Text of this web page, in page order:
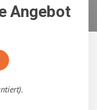
Angebot